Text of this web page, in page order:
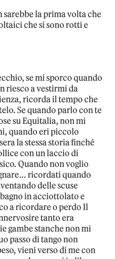
sarebbe la prima volta che
che si sono rotti e
se mi sporco quando
riesco a vestirmi da
ricorda il tempo che
Se quando parlo con te
su Equitalia, non mi
quando eri piccolo
la stessa storia finché
con un laccio di
Quando non voglio
ricordati quando
delle scuse
in acciottolato e
a ricordare o perdo Il
tanto era
gambe stanche non mi
passo di tango non
vieni verso di me con